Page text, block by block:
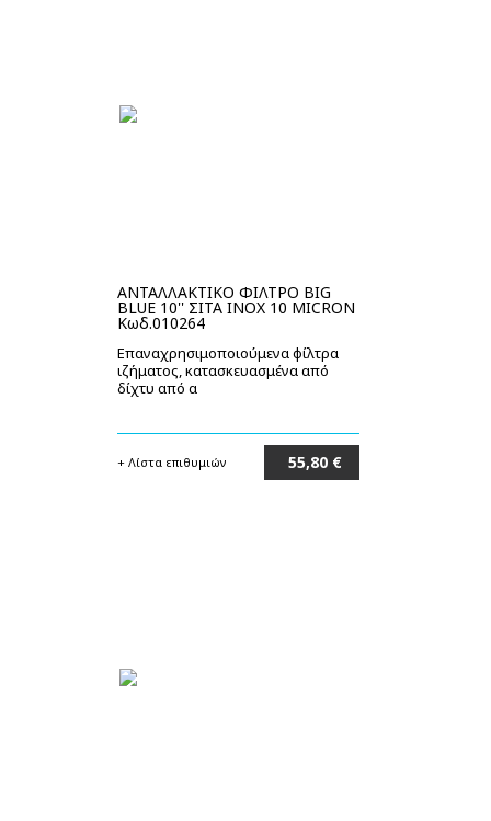
ΑΝΤΑΛΛΑΚΤΙΚΟ ΦΙΛΤΡΟ BIG
BLUE 10'' ΣΙΤΑ INOX 10 MICRON
Κωδ.010264
Επαναχρησιμοποιούμενα φίλτρα
ιζήματος, κατασκευασμένα από
δίχτυ από α
+ Λίστα επιθυμιών 55,80 €